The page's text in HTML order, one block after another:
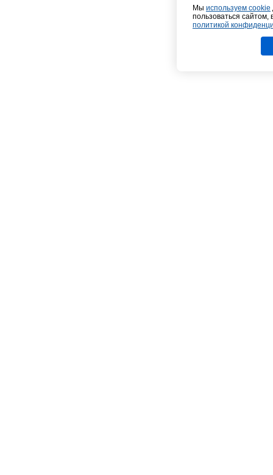
Мы используем cookie
пользоваться
политикой